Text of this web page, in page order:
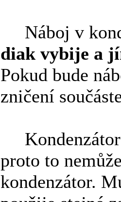
Náboj v
diak vybije a
Pokud bude
zničení
proto to
kondenzátor.